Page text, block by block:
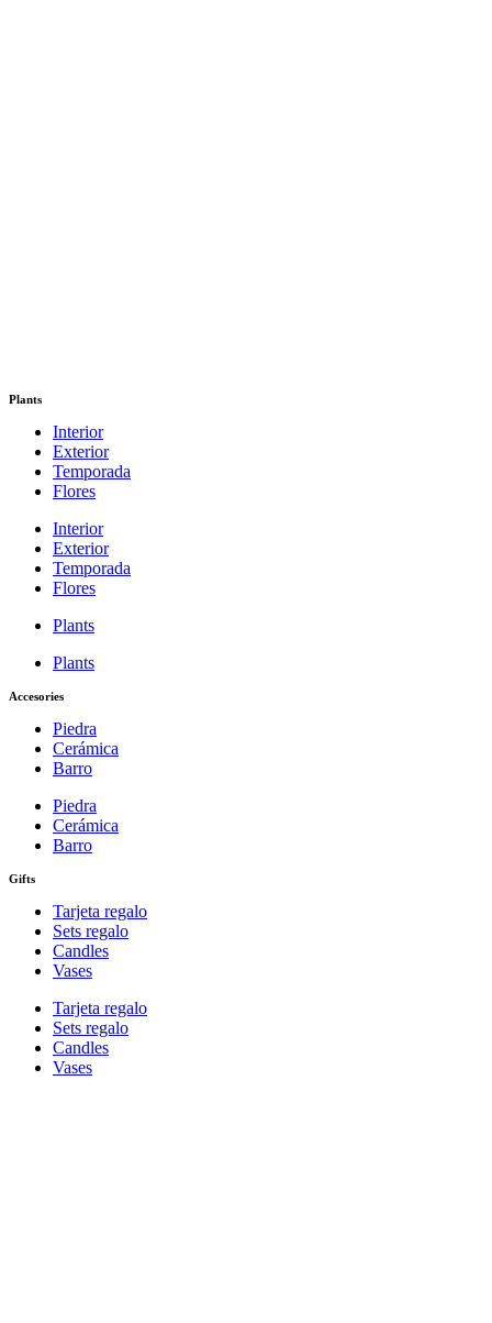
Plants
Interior
Exterior
Temporada
Flores
Interior
Exterior
Temporada
Flores
Plants
Plants
Accesories
Piedra
Cerámica
Barro
Piedra
Cerámica
Barro
Gifts
Tarjeta regalo
Sets regalo
Candles
Vases
Tarjeta regalo
Sets regalo
Candles
Vases